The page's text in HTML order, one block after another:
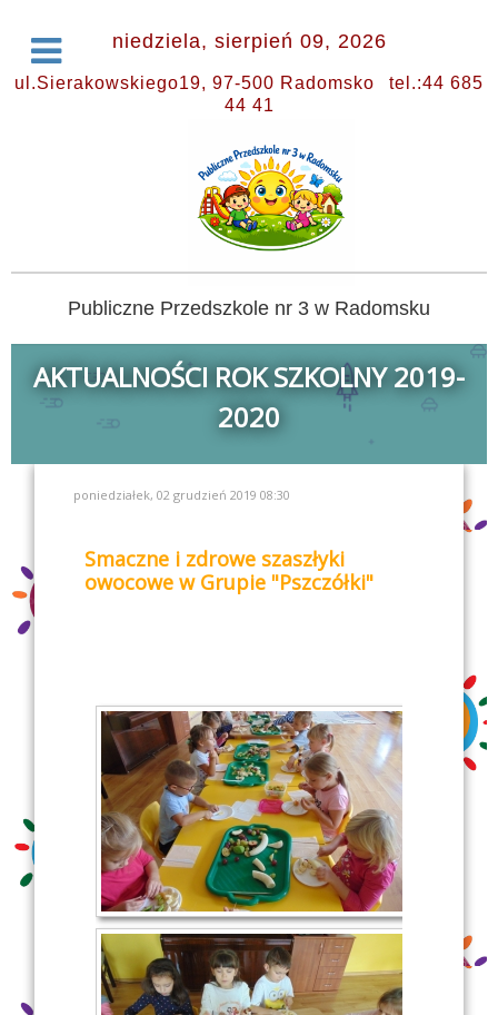
niedziela, sierpień 09, 2026
ul.Sierakowskiego19, 97-500 Radomsko
tel.:44 685
44 41
Publiczne Przedszkole nr 3 w Radomsku
AKTUALNOŚCI ROK SZKOLNY 2019-
2020
poniedziałek, 02 grudzień 2019 08:30
Smaczne i zdrowe szaszłyki
owocowe w Grupie "Pszczółki"